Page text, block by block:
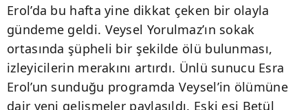
Erol’da bu hafta yine dikkat çeken bir olayla
gündeme geldi. Veysel Yorulmaz’ın sokak
ortasında şüpheli bir şekilde ölü bulunması,
izleyicilerin merakını artırdı. Ünlü sunucu Esra
Erol’un sunduğu programda Veysel’in ölümüne
dair yeni gelişmeler paylaşıldı. Eski eşi Betül